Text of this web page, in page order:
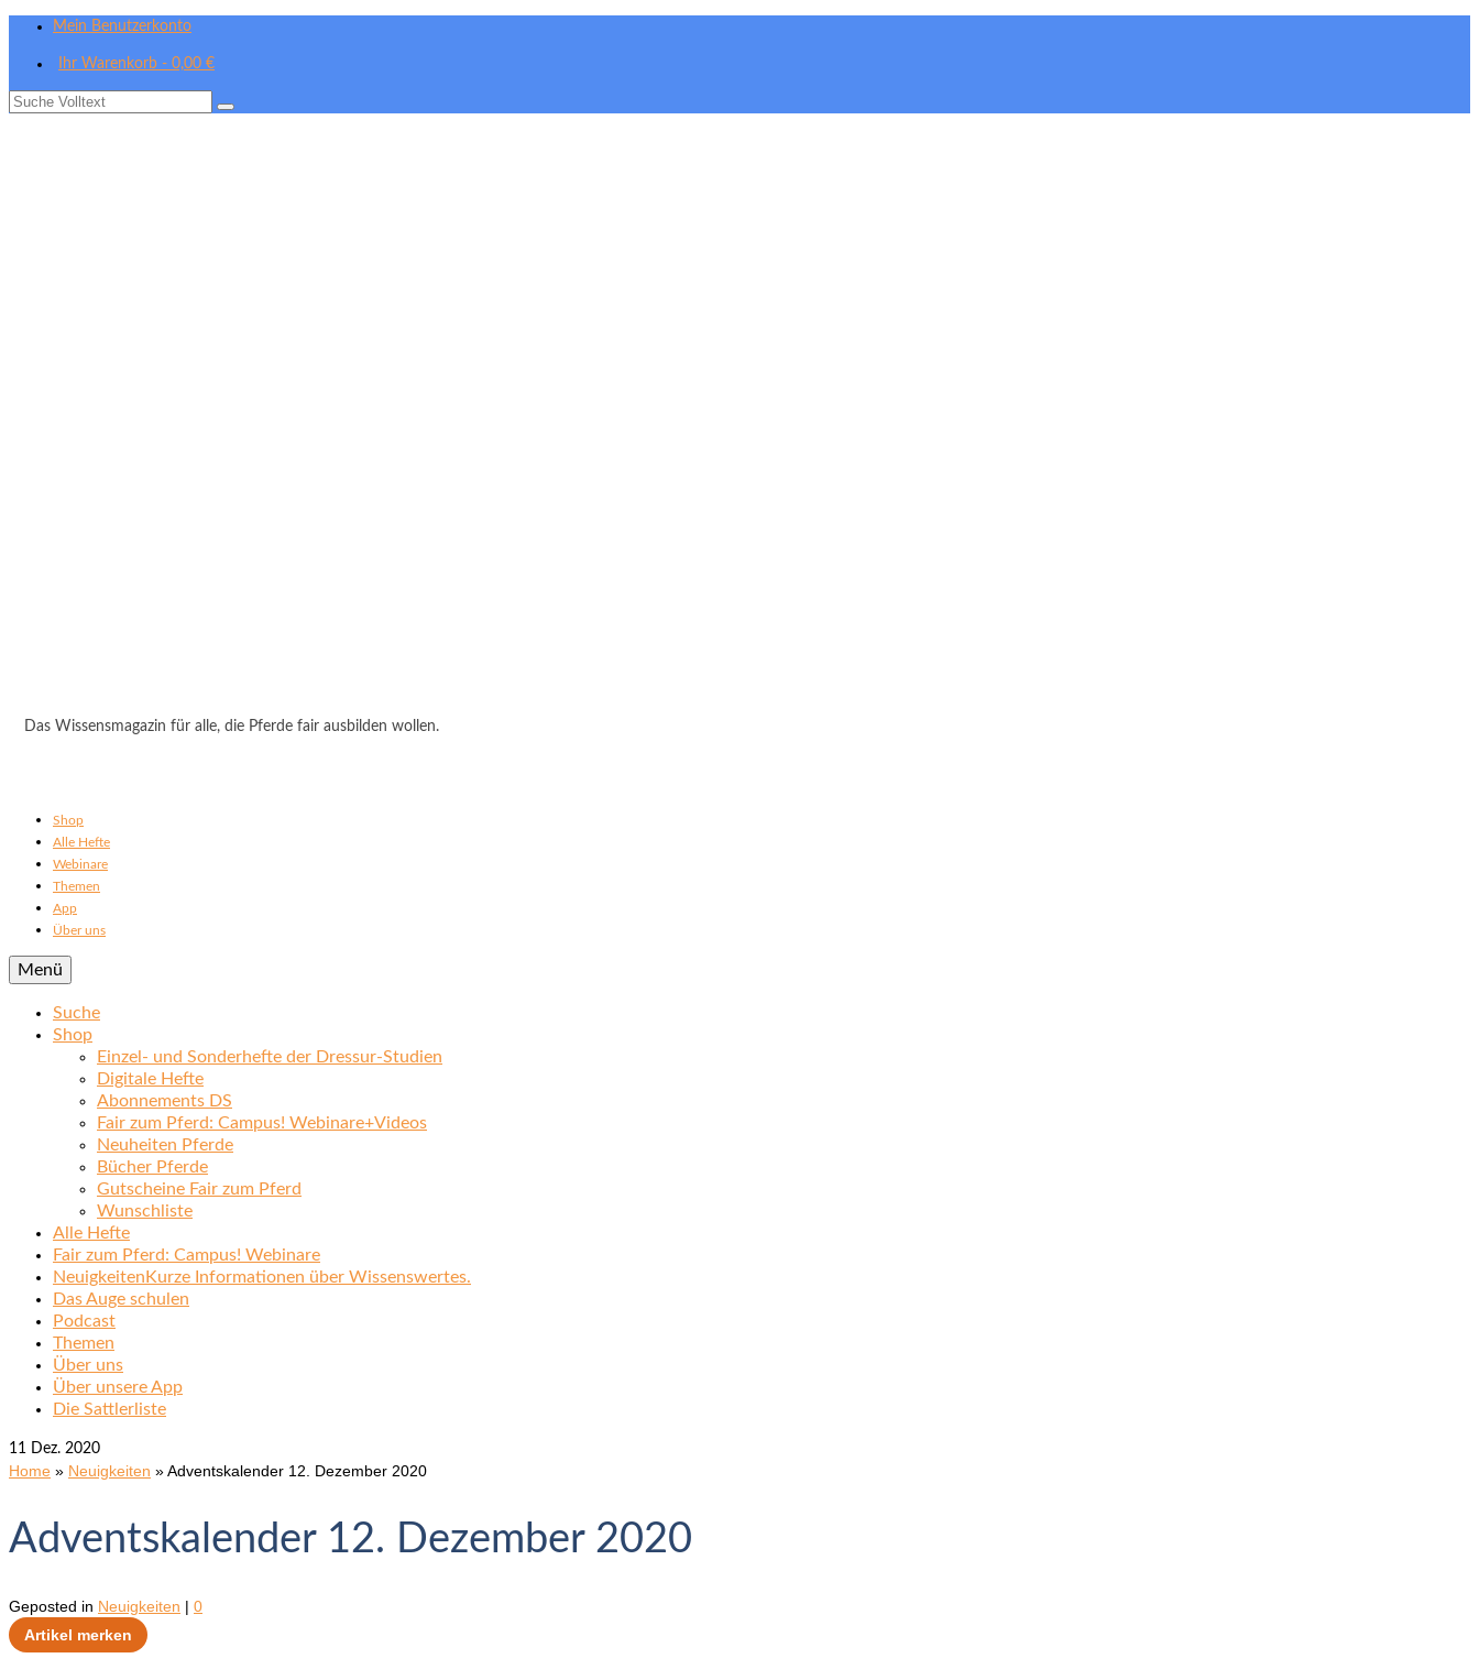
Mein Benutzerkonto
Ihr Warenkorb - 0,00 €
Suche
Das Wissensmagazin für alle, die Pferde fair ausbilden wollen.
Shop
Alle Hefte
Webinare
Themen
App
Über uns
Menü
Suche
Shop
Einzel- und Sonderhefte der Dressur-Studien
Digitale Hefte
Abonnements DS
Fair zum Pferd: Campus! Webinare+Videos
Neuheiten Pferde
Bücher Pferde
Gutscheine Fair zum Pferd
Wunschliste
Alle Hefte
Fair zum Pferd: Campus! Webinare
Neuigkeiten Kurze Informationen über Wissenswertes.
Das Auge schulen
Podcast
Themen
Über uns
Über unsere App
Die Sattlerliste
11 Dez. 2020
Home » Neuigkeiten »Adventskalender 12. Dezember 2020
Adventskalender 12. Dezember 2020
Geposted in Neuigkeiten | 0
Artikel merken